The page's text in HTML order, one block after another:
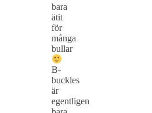
bara
ätit
för
många
bullar
B-
buckles
är
egentligen